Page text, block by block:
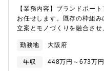
を軸に、国内外でのブラン
度化を推進し、グローバル
の強化とプレミアム戦略国
「Tabio」ブランドの価値向
指します。■国内外での店舗
【業務内容】ブランドポー
お任せします。既存の枠組
立案とモノづくりを融合さ
品構成案、型数SKUの最適
ション、差別化要因の明確
入予算（OTB）の策定・適
勤務地 大阪府
年収 448万円～673万円